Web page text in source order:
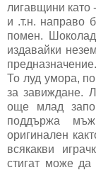
лигавщини като
и .т.н. направо
помен.
издавайки
То луд умора,
за завиждане.
още млад
поддържа
оригинален
всякакви
стигат може